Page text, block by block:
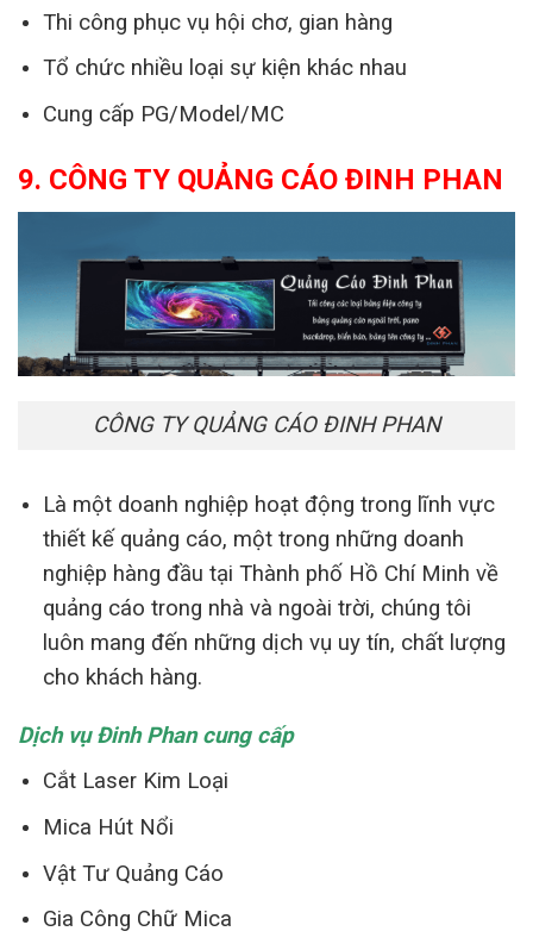
Thi công phục vụ hội chơ, gian hàng
Tổ chức nhiều loại sự kiện khác nhau
Cung cấp PG/Model/MC
9. CÔNG TY QUẢNG CÁO ĐINH PHAN
CÔNG TY QUẢNG CÁO ĐINH PHAN
Là một doanh nghiệp hoạt động trong lĩnh vực
thiết kế quảng cáo, một trong những doanh
nghiệp hàng đầu tại Thành phố Hồ Chí Minh về
quảng cáo trong nhà và ngoài trời, chúng tôi
luôn mang đến những dịch vụ uy tín, chất lượng
cho khách hàng.
Dịch vụ Đinh Phan cung cấp
Cắt Laser Kim Loại
Mica Hút Nổi
Vật Tư Quảng Cáo
Gia Công Chữ Mica